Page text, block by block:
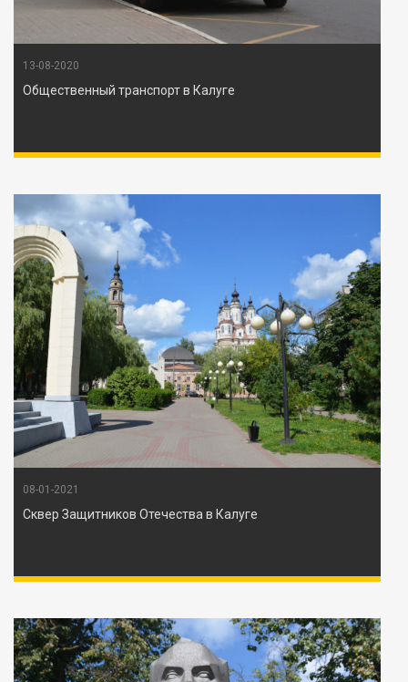
13-08-2020
Общественный транспорт в Калуге
08-01-2021
Сквер Защитников Отечества в Калуге